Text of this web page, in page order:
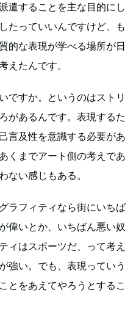
遣することを主な目的にし
たっていいんですけど、も
的な表現が学べる場所が日
えたんです。
ですか。というのはストリ
があるんです。表現するた
言及性を意識する必要があ
くまでアート側の考えであ
ない感じもある。
ラフィティなら街にいちば
偉いとか、いちばん悪い奴
ィはスポーツだ、って考え
強い。でも、表現っていう
とをあえてやろうとするこ